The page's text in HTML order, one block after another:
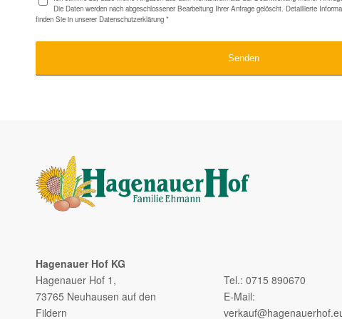
Die Daten werden nach abgeschlossener Bearbeitung Ihrer Anfrage gelöscht. Detaillierte
finden Sie in unserer Datenschutzerklärung *
Hagenauer Hof KG
Hagenauer Hof 1,
73765 Neuhausen auf den
Fildern
Tel.: 0715 890670
E-Mail: